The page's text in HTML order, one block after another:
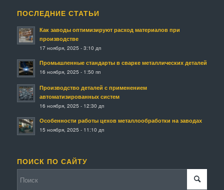
ПОСЛЕДНИЕ СТАТЬИ
Как заводы оптимизируют расход материалов при
производстве
17 ноября, 2025 - 3:10 дп
Промышленные стандарты в сварке металлических деталей
16 ноября, 2025 - 1:50 пп
Производство деталей с применением
автоматизированных систем
16 ноября, 2025 - 12:30 дп
Особенности работы цехов металлообработки на заводах
15 ноября, 2025 - 11:10 дп
ПОИСК ПО САЙТУ